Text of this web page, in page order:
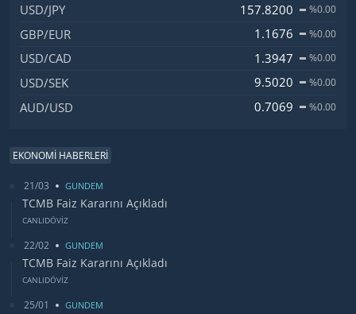
USD/JPY 157.8200 %0.00
GBP/EUR 1.1676 %0.00
USD/CAD 1.3947 %0.00
USD/SEK 9.5020 %0.00
AUD/USD 0.7069 %0.00
EKONOMİ HABERLERİ
21/03 GUNDEM
TCMB Faiz Kararını Açıkladı
CANLIDÖVİZ
22/02 GUNDEM
TCMB Faiz Kararını Açıkladı
CANLIDÖVİZ
25/01 GUNDEM